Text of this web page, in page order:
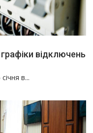
відключень
в...